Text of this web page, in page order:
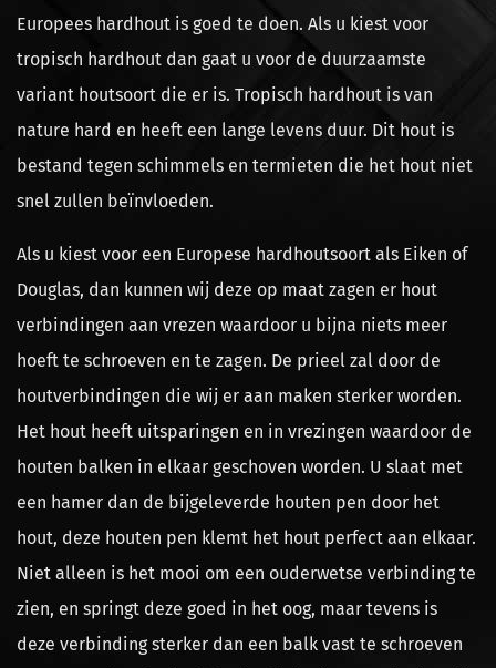
Europees hardhout is goed te doen. Als u kiest voor
tropisch hardhout dan gaat u voor de duurzaamste
variant houtsoort die er is. Tropisch hardhout is van
nature hard en heeft een lange levens duur. Dit hout is
bestand tegen schimmels en termieten die het hout niet
snel zullen beïnvloeden.
Als u kiest voor een Europese hardhoutsoort als Eiken of
Douglas, dan kunnen wij deze op maat zagen er hout
verbindingen aan vrezen waardoor u bijna niets meer
hoeft te schroeven en te zagen. De prieel zal door de
houtverbindingen die wij er aan maken sterker worden.
Het hout heeft uitsparingen en in vrezingen waardoor de
houten balken in elkaar geschoven worden. U slaat met
een hamer dan de bijgeleverde houten pen door het
hout, deze houten pen klemt het hout perfect aan elkaar.
Niet alleen is het mooi om een ouderwetse verbinding te
zien, en springt deze goed in het oog, maar tevens is
deze verbinding sterker dan een balk vast te schroeven